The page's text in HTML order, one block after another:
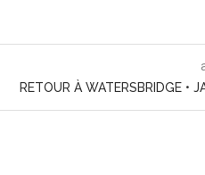
RETOUR À WATERSBRIDGE •